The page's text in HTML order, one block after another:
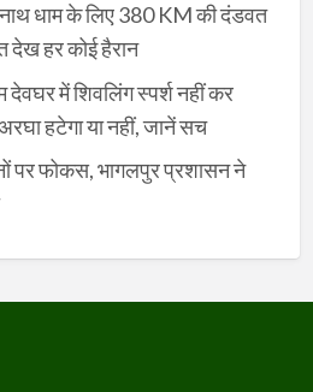
धाम के लिए 380 KM की दंडवत
देख हर कोई हैरान
देवघर में शिवलिंग स्पर्श नहीं कर
हटेगा या नहीं, जानें सच
पर फोकस, भागलपुर प्रशासन ने